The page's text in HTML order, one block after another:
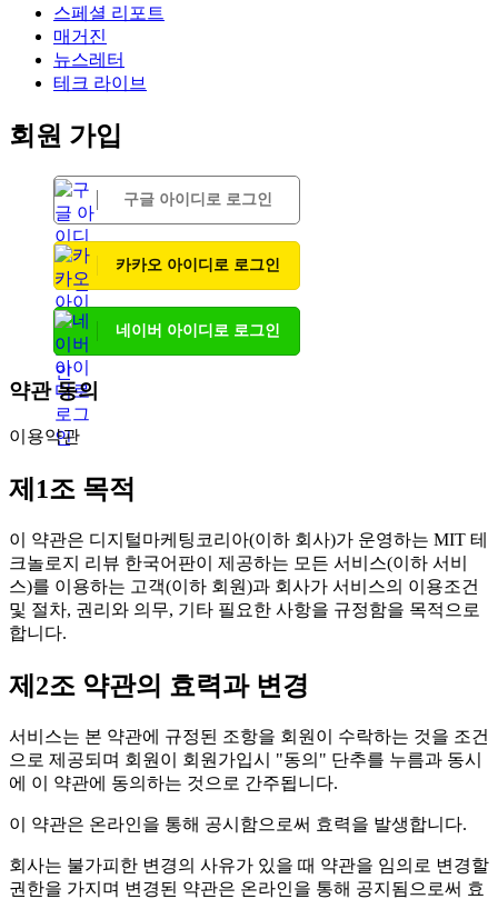
스페셜 리포트
매거진
뉴스레터
테크 라이브
회원 가입
구글 아이디로 로그인
카카오 아이디로 로그인
네이버 아이디로 로그인
약관 동의
이용약관
제1조 목적
이 약관은 디지털마케팅코리아(이하 회사)가 운영하는 MIT 테
크놀로지 리뷰 한국어판이 제공하는 모든 서비스(이하 서비
스)를 이용하는 고객(이하 회원)과 회사가 서비스의 이용조건
및 절차, 권리와 의무, 기타 필요한 사항을 규정함을 목적으로
합니다.
제2조 약관의 효력과 변경
서비스는 본 약관에 규정된 조항을 회원이 수락하는 것을 조건
으로 제공되며 회원이 회원가입시 "동의" 단추를 누름과 동시
에 이 약관에 동의하는 것으로 간주됩니다.
이 약관은 온라인을 통해 공시함으로써 효력을 발생합니다.
회사는 불가피한 변경의 사유가 있을 때 약관을 임의로 변경할
권한을 가지며 변경된 약관은 온라인을 통해 공지됨으로써 효